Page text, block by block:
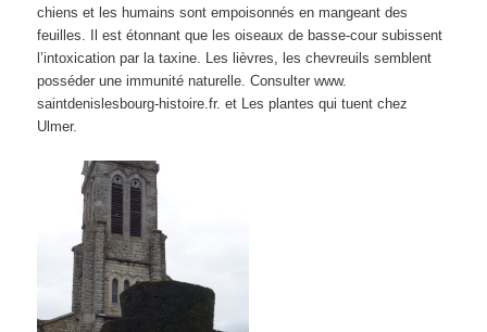
chiens et les humains sont empoisonnés en mangeant des
feuilles. Il est étonnant que les oiseaux de basse-cour subissent
l’intoxication par la taxine. Les lièvres, les chevreuils semblent
posséder une immunité naturelle. Consulter www.
saintdenislesbourg-histoire.fr. et Les plantes qui tuent chez
Ulmer.